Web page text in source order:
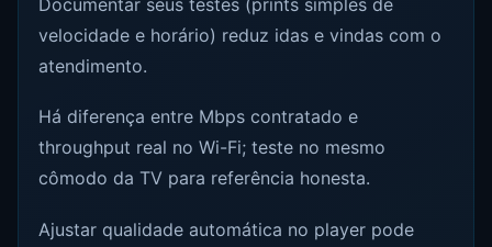
velocidade e horário) reduz idas e vindas com o
atendimento.
Há diferença entre Mbps contratado e
throughput real no Wi-Fi; teste no mesmo
cômodo da TV para referência honesta.
Ajustar qualidade automática no player pode